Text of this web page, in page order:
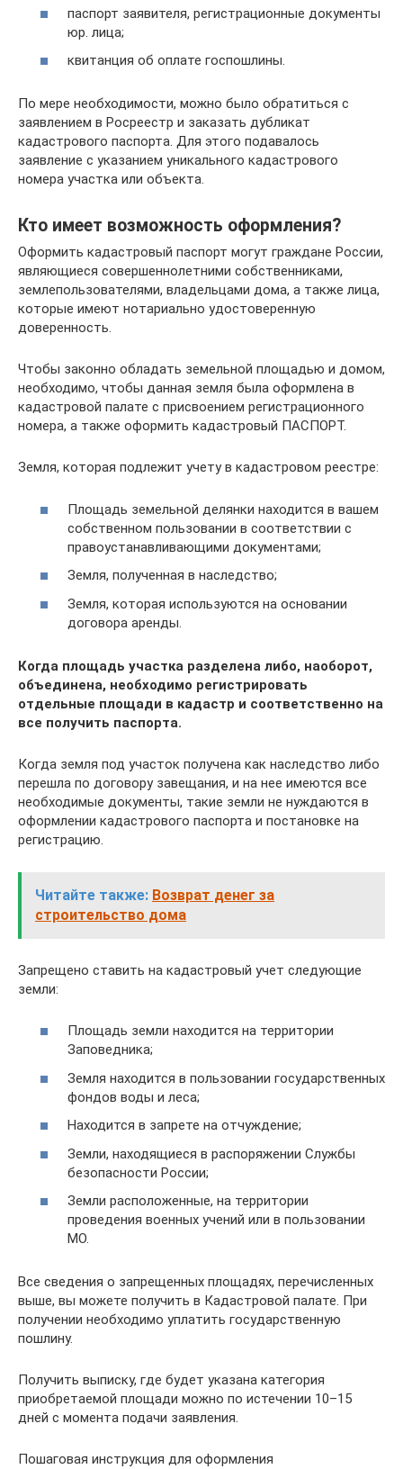
паспорт заявителя, регистрационные документы
юр. лица;
квитанция об оплате госпошлины.
По мере необходимости, можно было обратиться с
заявлением в Росреестр и заказать дубликат
кадастрового паспорта. Для этого подавалось
заявление с указанием уникального кадастрового
номера участка или объекта.
Кто имеет возможность оформления?
Оформить кадастровый паспорт могут граждане России,
являющиеся совершеннолетними собственниками,
землепользователями, владельцами дома, а также лица,
которые имеют нотариально удостоверенную
доверенность.
Чтобы законно обладать земельной площадью и домом,
необходимо, чтобы данная земля была оформлена в
кадастровой палате с присвоением регистрационного
номера, а также оформить кадастровый ПАСПОРТ.
Земля, которая подлежит учету в кадастровом реестре:
Площадь земельной делянки находится в вашем
собственном пользовании в соответствии с
правоустанавливающими документами;
Земля, полученная в наследство;
Земля, которая используются на основании
договора аренды.
Когда площадь участка разделена либо, наоборот,
объединена, необходимо регистрировать
отдельные площади в кадастр и соответственно на
все получить паспорта.
Когда земля под участок получена как наследство либо
перешла по договору завещания, и на нее имеются все
необходимые документы, такие земли не нуждаются в
оформлении кадастрового паспорта и постановке на
регистрацию.
Читайте также: Возврат денег за
строительство дома
Запрещено ставить на кадастровый учет следующие
земли:
Площадь земли находится на территории
Заповедника;
Земля находится в пользовании государственных
фондов воды и леса;
Находится в запрете на отчуждение;
Земли, находящиеся в распоряжении Службы
безопасности России;
Земли расположенные, на территории
проведения военных учений или в пользовании
МО.
Все сведения о запрещенных площадях, перечисленных
выше, вы можете получить в Кадастровой палате. При
получении необходимо уплатить государственную
пошлину.
Получить выписку, где будет указана категория
приобретаемой площади можно по истечении 10–15
дней с момента подачи заявления.
Пошаговая инструкция для оформления